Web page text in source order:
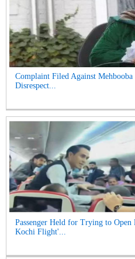
Complaint Filed Against
Disrespect...
Passenger Held for Trying to
Kochi Flight'...